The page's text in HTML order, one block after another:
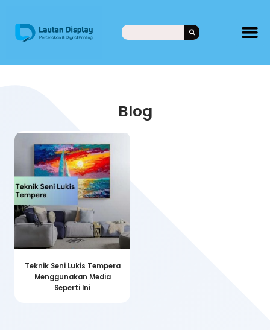
Blog
Teknik Seni Lukis Tempera
Menggunakan Media
Seperti Ini